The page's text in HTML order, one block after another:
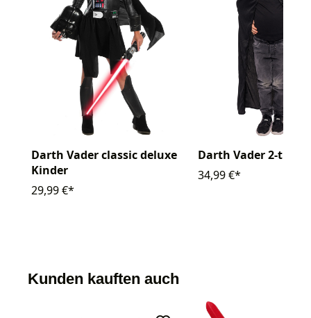
Darth Vader classic deluxe
Kinder
29,99 €*
Darth Vader 2-tlg.
34,99 €*
Kunden kauften auch